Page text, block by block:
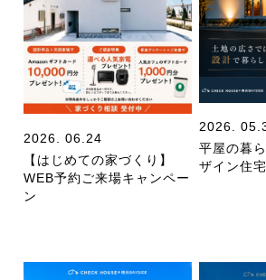
2026. 06.24
【はじめての家づくり】
WEB予約ご来場キャンペー
ン
2026.
平屋の暮
ザイン住